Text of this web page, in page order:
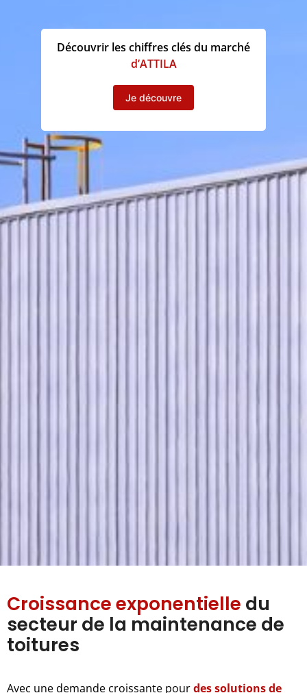
Découvrir les chiffres clés du marché
d’ATTILA
Je découvre
Croissance exponentielle du
secteur de la maintenance de
toitures
Avec une demande croissante pourdes solutions de